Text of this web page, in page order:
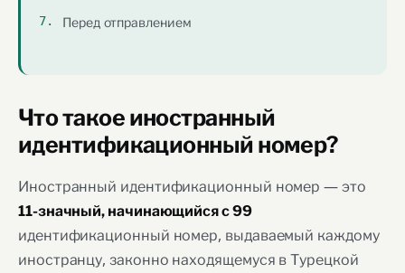
Перед отправлением
Что такое иностранный
идентификационный номер?
Иностранный идентификационный номер — это
11-значный, начинающийся с 99
идентификационный номер, выдаваемый каждому
иностранцу, законно находящемуся в Турецкой